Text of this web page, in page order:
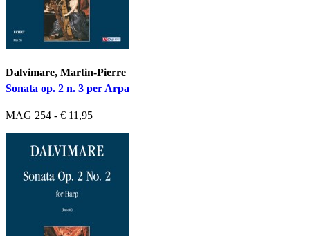
Dalvimare, Martin-Pierre
Sonata op. 2 n. 3 per Arpa
MAG 254 - € 11,95